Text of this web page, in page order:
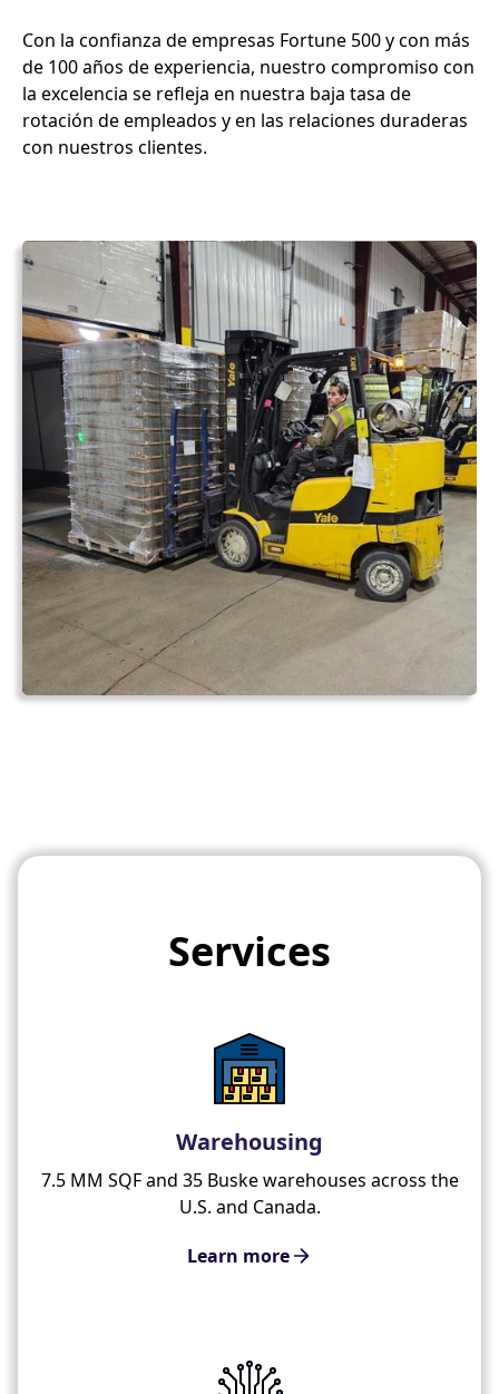
Con la confianza de empresas Fortune 500 y con más
de 100 años de experiencia, nuestro compromiso con
la excelencia se refleja en nuestra baja tasa de
rotación de empleados y en las relaciones duraderas
con nuestros clientes.
Services
Warehousing
7.5 MM SQF and 35 Buske warehouses across the
U.S. and Canada.
Learn more